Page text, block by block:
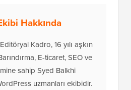
Hakkında
Kadro, 16 yılı aşkın
E-ticaret, SEO ve
sahip Syed Balkhi
uzmanları ekibidir.